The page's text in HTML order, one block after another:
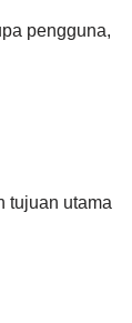
pengguna,
tujuan utama